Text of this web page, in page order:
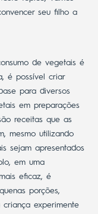
seu filho a
de vegetais é
é possível criar
para diversos
em preparações
receitas que as
mesmo utilizando
sejam apresentados
em uma
eficaz, é
porções,
experimente